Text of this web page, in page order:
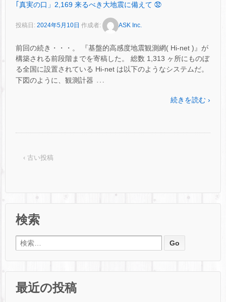
｢真実の口」2,169 来るべき大地震に備えて ㉜
投稿日: 2024年5月10日 作成者: ASK Inc.
前回の続き・・・。 『基盤的高感度地震観測網( Hi-net )』が
構築される前段階までを寄稿した。 総数 1,313 ヶ所にものぼ
る全国に設置されている Hi-net は以下のようなシステムだ。
下図のように、観測計器 …
続きを読む ›
‹ 古い投稿
検索
検索:
最近の投稿